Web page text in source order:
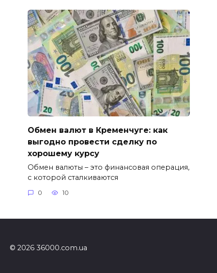
Обмен валют в Кременчуге: как
выгодно провести сделку по
хорошему курсу
Обмен валюты – это финансовая операция,
с которой сталкиваются
0 10
© 2026 36000.com.ua